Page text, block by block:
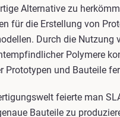
Alternative zu
für die Erstellung von
Durch die Nutzung
Polymere
Prototypen und Bauteile
feierte man
Bauteile zu